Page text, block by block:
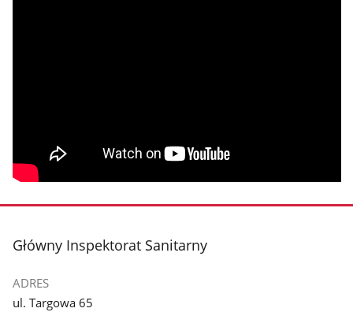
stopka
Główny Inspektorat Sanitarny
ADRES
ul. Targowa 65